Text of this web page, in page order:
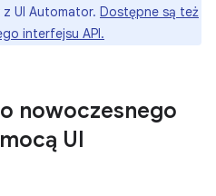
UI Automator. Dostępne są też
interfejsu API.
nowoczesnego
UI